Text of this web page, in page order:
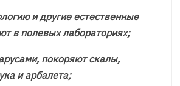
и другие естественные
в полевых лабораториях;
покоряют скалы,
и арбалета;